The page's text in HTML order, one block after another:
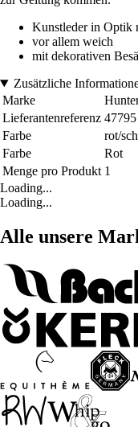
Kunstleder in Optik
vor allem weich
mit dekorativen
Zusätzliche
Marke
Lieferantenreferenz 47795
Farbe
rot/
Farbe
Rot
Menge pro Produkt 1
Loading...
Loading...
Alle unsere